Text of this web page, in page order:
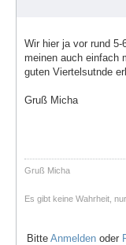
Wir hier ja vor rund
meinen auch einfach
guten Viertelsutnde
Gruß Micha
Gruß Micha
Es gibt keine Wahrheit,
Bitte Anmelden oder